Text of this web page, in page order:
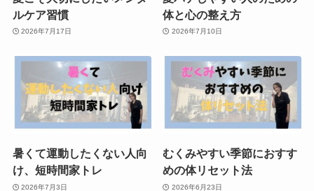
ルケア習慣
2026年7月17日
体と心の整え方
2026年7月10日
暑くて運動したくない人向
け、短時間家トレ
2026年7月3日
むくみやすい季節におすす
めの体リセット法
2026年6月23日